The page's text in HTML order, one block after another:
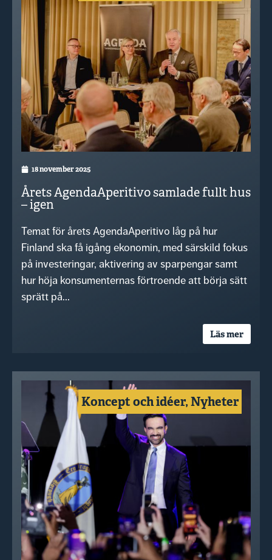
18 november 2025
Årets AgendaAperitivo samlade fullt hus
– igen
Temat för årets AgendaAperitivo låg på hur
Finland ska få igång ekonomin, med särskild fokus
på investeringar, aktivering av sparpengar samt
hur höja konsumenternas förtroende att börja sätt
sprätt på...
Läs mer
Koncept och idéer,Nyheter